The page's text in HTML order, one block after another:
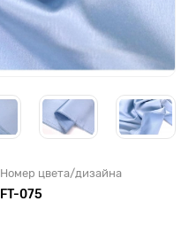
Номер цвета/дизайна
FT-075